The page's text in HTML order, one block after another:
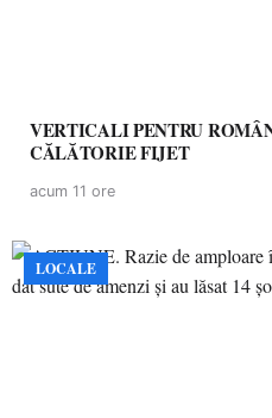
VERTICALI PENTRU
CĂLĂTORIE FIJET
acum 11 ore
LOCALE